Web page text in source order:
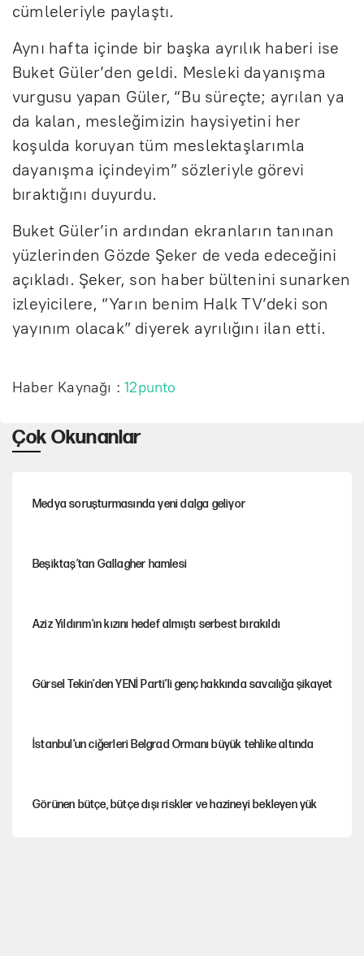
cümleleriyle paylaştı.
Aynı hafta içinde bir başka ayrılık haberi ise
Buket Güler’den geldi. Mesleki dayanışma
vurgusu yapan Güler, “Bu süreçte; ayrılan ya
da kalan, mesleğimizin haysiyetini her
koşulda koruyan tüm meslektaşlarımla
dayanışma içindeyim” sözleriyle görevi
bıraktığını duyurdu.
Buket Güler’in ardından ekranların tanınan
yüzlerinden Gözde Şeker de veda edeceğini
açıkladı. Şeker, son haber bültenini sunarken
izleyicilere, “Yarın benim Halk TV’deki son
yayınım olacak” diyerek ayrılığını ilan etti.
Haber Kaynağı :12punto
Çok Okunanlar
Medya soruşturmasında yeni dalga geliyor
Beşiktaş’tan Gallagher hamlesi
Aziz Yıldırım'ın kızını hedef almıştı serbest bırakıldı
Gürsel Tekin'den YENİ Parti’li genç hakkında savcılığa şikayet
İstanbul’un ciğerleri Belgrad Ormanı büyük tehlike altında
Görünen bütçe, bütçe dışı riskler ve hazineyi bekleyen yük